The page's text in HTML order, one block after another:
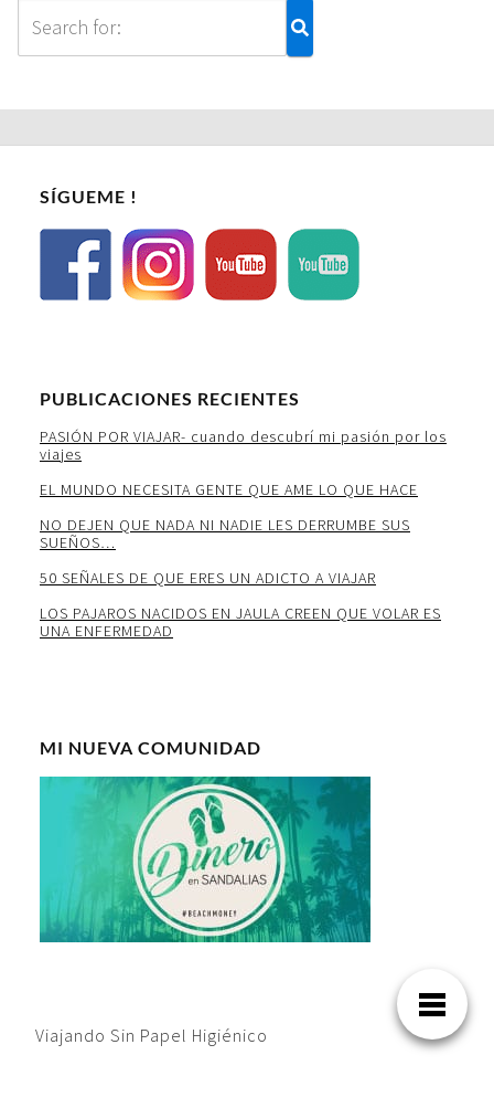
SÍGUEME !
PUBLICACIONES RECIENTES
PASIÓN POR VIAJAR- cuando descubrí mi pasión por los
viajes
EL MUNDO NECESITA GENTE QUE AME LO QUE HACE
NO DEJEN QUE NADA NI NADIE LES DERRUMBE SUS
SUEÑOS…
50 SEÑALES DE QUE ERES UN ADICTO A VIAJAR
LOS PAJAROS NACIDOS EN JAULA CREEN QUE VOLAR ES
UNA ENFERMEDAD
MI NUEVA COMUNIDAD
Viajando Sin Papel Higiénico